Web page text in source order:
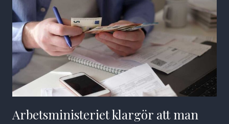
Arbetsministeriet klargör att man